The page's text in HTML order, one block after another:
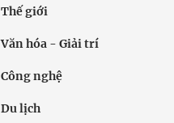
Thế giới
Văn hóa - Giải trí
Công nghệ
Du lịch